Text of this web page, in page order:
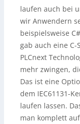
laufen auch bei
wir Anwendern
beispielsweise
gab auch eine
PLCnext
mehr zwingen,
Das ist eine
dem IEC61131-
laufen lassen.
man komplett